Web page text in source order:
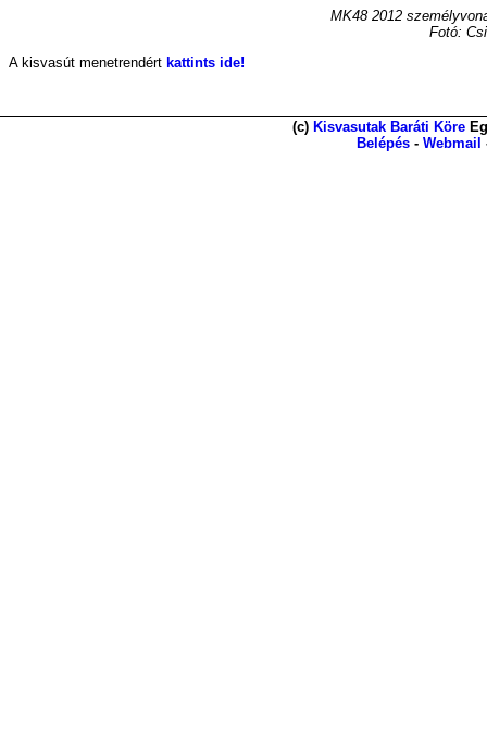
MK48 2012
Fotó:
A kisvasút menetrendért kattints ide!
(c) Kisvasutak Baráti Köre
Belépés - Webmail